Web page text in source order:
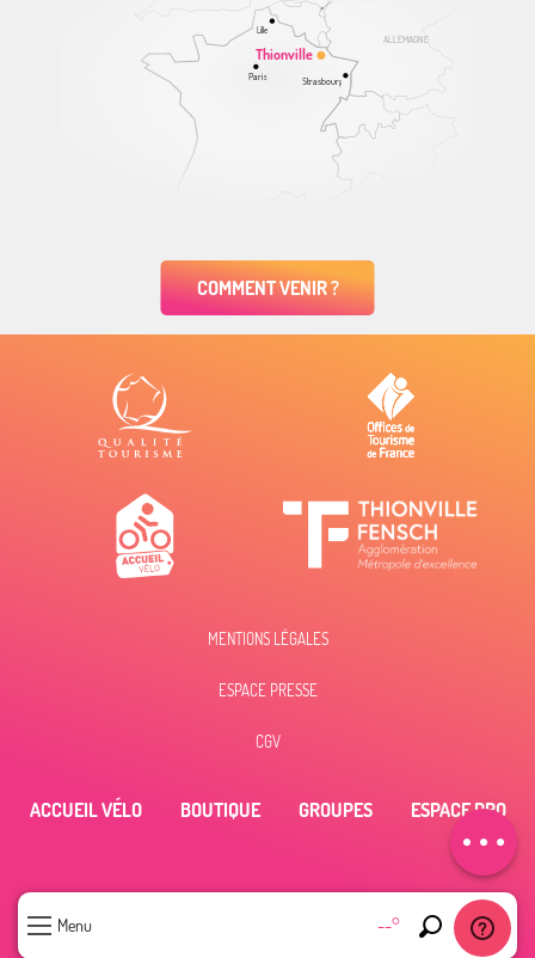
Menu --°
Recherche
Contacter par
email
ALLEMAGNE
Thionville
Lille
Paris Strasbourg
COMMENT VENIR ?
MENTIONS LÉGALES
ESPACE PRESSE
CGV
ACCUEIL VÉLO BOUTIQUE GROUPES ESPACE PRO